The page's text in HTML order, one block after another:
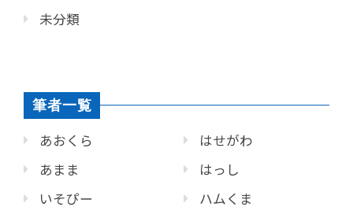
未分類
筆者一覧
あおくら
あまま
いそぴー
はせがわ
はっし
ハムくま